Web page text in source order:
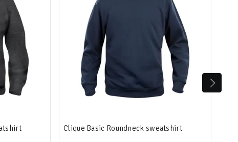
Clique Basic Roundneck sweatshirt